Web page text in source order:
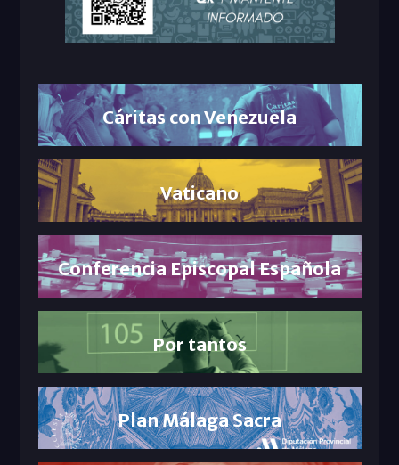
Cáritas con Venezuela
Vaticano
Conferencia Episcopal Española
Por tantos
Plan Málaga Sacra